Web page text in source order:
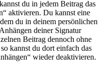
du in jedem Beitrag das
aktivieren. Du kannst eine
du in deinem persönlichen
deiner Signatur
Beitrag dennoch ohne
kannst du dort einfach das
wieder deaktivieren.